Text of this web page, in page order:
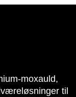
moxauld,
til